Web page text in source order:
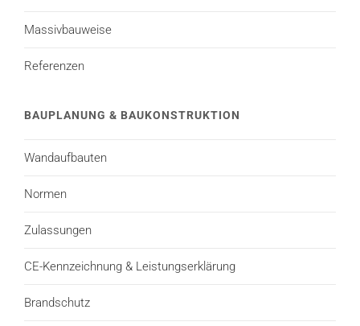
Massivbauweise
Referenzen
BAUPLANUNG & BAUKONSTRUKTION
Wandaufbauten
Normen
Zulassungen
CE-Kennzeichnung & Leistungserklärung
Brandschutz